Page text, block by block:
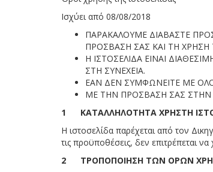
Ισχύει από 08/08/2018
ΠΑΡΑΚΑΛΟΥΜΕ ΔΙΑΒΑΣΤΕ
ΠΡΟΣΒΑΣΗ ΣΑΣ ΚΑΙ ΤΗ ΧΡΗΣΗ
Η ΙΣΤΟΣΕΛΙΔΑ ΕΙΝΑΙ
ΣΤΗ ΣΥΝΕΧΕΙΑ.
ΕΑΝ ΔΕΝ ΣΥΜΦΩΝΕΙΤΕ ΜΕ
ΜΕ ΤΗΝ ΠΡΟΣΒΑΣΗ ΣΑΣ ΣΤΗΝ
1 ΚΑΤΑΛΛΗΛΟΤΗΤΑ ΧΡΗΣΤΗ
Η ιστοσελίδα παρέχεται από τον
τις προϋποθέσεις, δεν επιτρέπεται να
2 ΤΡΟΠΟΠΟΙΗΣΗ ΤΩΝ ΟΡΩΝ